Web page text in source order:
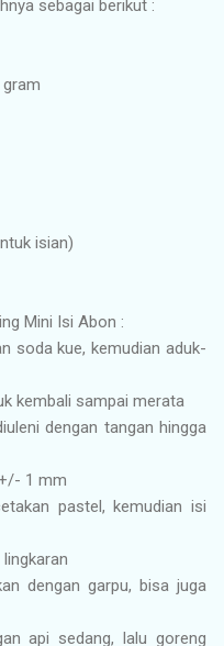
sebagai berikut :
isian)
Mini Isi Abon :
soda kue, kemudian aduk-
kembali sampai merata
dengan tangan hingga
1 mm
pastel, kemudian isi
dengan garpu, bisa juga
api sedang, lalu goreng